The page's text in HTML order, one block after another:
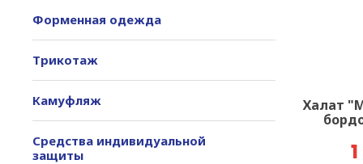
Форменная одежда
Трикотаж
Камуфляж
Средства индивидуальной
защиты
Халат